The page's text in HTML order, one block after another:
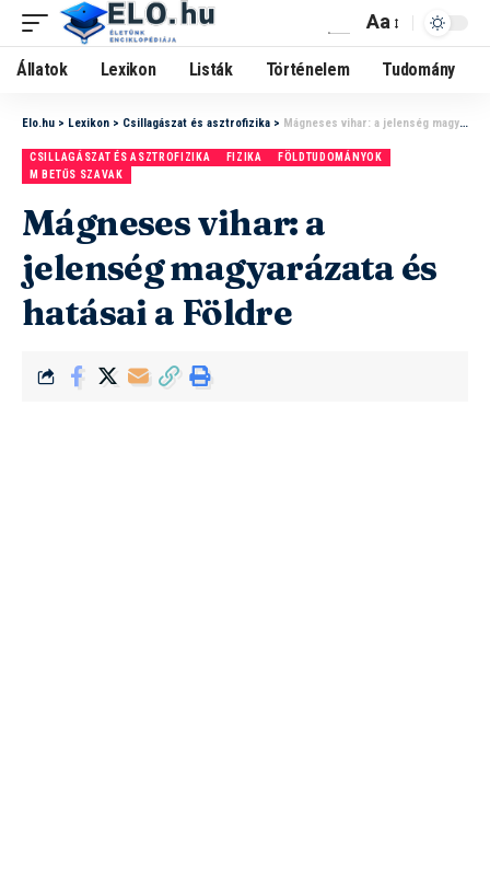
Aa
Állatok Lexikon Listák Történelem Tudomány
Elo.hu > Lexikon > Csillagászat és asztrofizika > Mágneses vihar: a jelenség magyarázata és hatásai a Földre
CSILLAGÁSZAT ÉS ASZTROFIZIKA FIZIKA
FÖLDTUDOMÁNYOK
M BETŰS SZAVAK
Mágneses vihar: a
jelenség magyarázata és
hatásai a Földre